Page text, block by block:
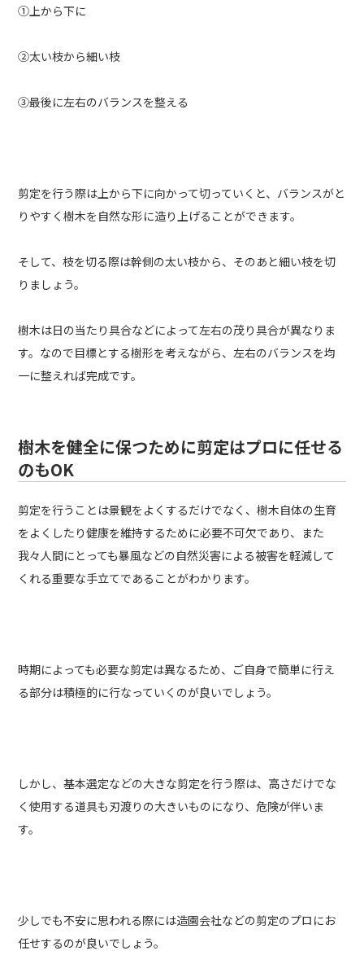
①上から下に
②太い枝から細い枝
③最後に左右のバランスを整える
剪定を行う際は上から下に向かって切っていくと、バランスがと
りやすく樹木を自然な形に造り上げることができます。
そして、枝を切る際は幹側の太い枝から、そのあと細い枝を切
りましょう。
樹木は日の当たり具合などによって左右の茂り具合が異なりま
す。なので目標とする樹形を考えながら、左右のバランスを均
一に整えれば完成です。
樹木を健全に保つために剪定はプロに任せる
のもOK
剪定を行うことは景観をよくするだけでなく、樹木自体の生育
をよくしたり健康を維持するために必要不可欠であり、また
我々人間にとっても暴風などの自然災害による被害を軽減して
くれる重要な手立てであることがわかります。
時期によっても必要な剪定は異なるため、ご自身で簡単に行え
る部分は積極的に行なっていくのが良いでしょう。
しかし、基本選定などの大きな剪定を行う際は、高さだけでな
く使用する道具も刃渡りの大きいものになり、危険が伴いま
す。
少しでも不安に思われる際には造園会社などの剪定のプロにお
任せするのが良いでしょう。